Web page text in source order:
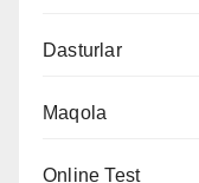
Dasturlar
Maqola
Online Test